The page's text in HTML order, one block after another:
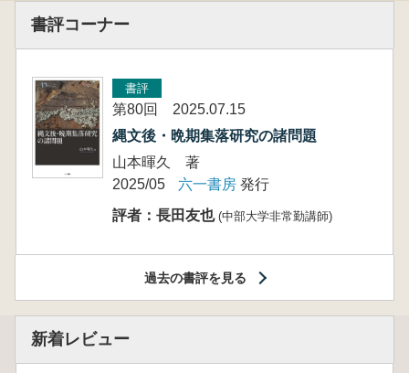
書評コーナー
書評
第80回 2025.07.15
縄文後・晩期集落研究の諸問題
山本暉久 著
2025/05
六一書房 発行
評者：長田友也 (中部大学非常勤講師)
過去の書評を見る
新着レビュー